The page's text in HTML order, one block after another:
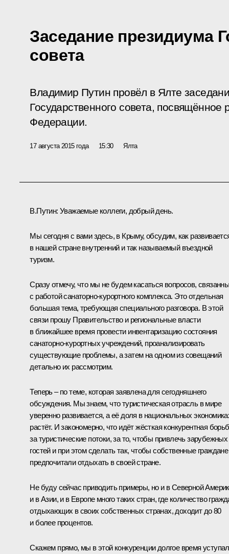
Заседание президиума
совета
Владимир Путин провёл в Ялте
Государственного совета, посвящённое
Федерации.
17 августа 2015 года 15:30 Ялта
В.Путин: Уважаемые коллеги, добрый день.
Мы сегодня с вами здесь, в Крыму, обсудим, как
в нашей стране внутренний и так называемый въездной
туризм.
Сразу отмечу, что мы не будем касаться вопросов,
с работой санаторно-курортного комплекса. Это отдельная
большая тема, требующая специального разговора. В этой
связи прошу Правительство и региональные власти
в ближайшее время провести инвентаризацию состояния
санаторно-курортных учреждений, проанализировать
существующие проблемы, а затем на одном из совещаний
детально их рассмотрим.
Теперь – по теме, которая заявлена для сегодняшнего
обсуждения. Мы знаем, что туристическая отрасль в мире
уверенно развивается, а её доля в национальных
растёт. И закономерно, что идёт жёсткая конкурентная
за туристические потоки, за то, чтобы привлечь зарубежных
гостей и при этом сделать так, чтобы собственные граждане
предпочитали отдыхать в своей стране.
Не буду сейчас приводить примеры, но и в Северной
и в Азии, и в Европе много таких стран, где количество
отдыхающих в своих собственных странах, доходит до 80
и более процентов.
Скажем прямо, мы в этой конкуренции долгое время